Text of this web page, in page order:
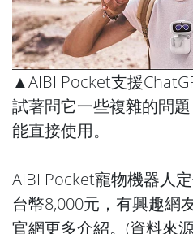
▲AIBI Pocket支援
試著問它一些複雜的問
能直接使用。
AIBI Pocket寵物機器人
台幣8,000元，有興趣網
官網更多介紹。(資料來源